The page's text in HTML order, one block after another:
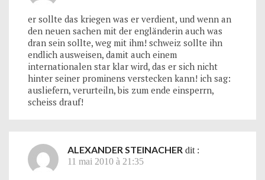
er sollte das kriegen was er verdient, und wenn an
den neuen sachen mit der engländerin auch was
dran sein sollte, weg mit ihm! schweiz sollte ihn
endlich ausweisen, damit auch einem
internationalen star klar wird, das er sich nicht
hinter seiner prominens verstecken kann! ich sag:
ausliefern, verurteiln, bis zum ende einsperrn,
scheiss drauf!
ALEXANDER STEINACHER dit :
11 mai 2010 à 21:35